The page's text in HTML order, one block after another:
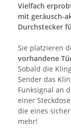
Vielfach
mit geräusch-
Durchstecker
Sie platzieren
vorhandene
Sobald die
Sender das
Funksignal an
einer
die eines
mehr!